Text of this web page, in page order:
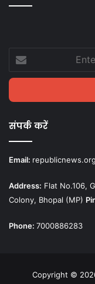
your
Email
संपर्क करें
Email:
Address: Flat No.106,
Colony, Bhopal (MP)
Phone: 7000886283
Copyright ©